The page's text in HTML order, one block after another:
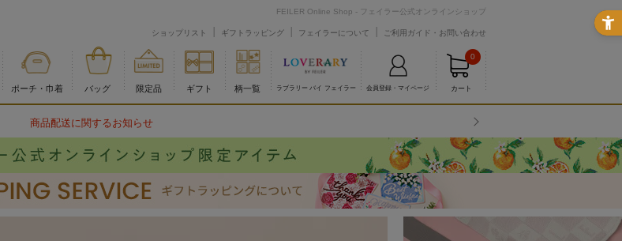
FEILER Online Shop - フェイラー公式オンラインショップ
ショップリスト ギフトラッピング フェイラーについて ご利用ガイド・お問い合わせ
ポーチ・巾着 バッグ 限定品 ギフト 柄一覧 ラブラリー バイ フェイラー 会員登録・マイページ カート
0
商品配送に関するお知らせ